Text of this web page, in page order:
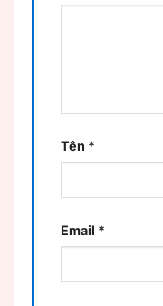
Tên *
Email *